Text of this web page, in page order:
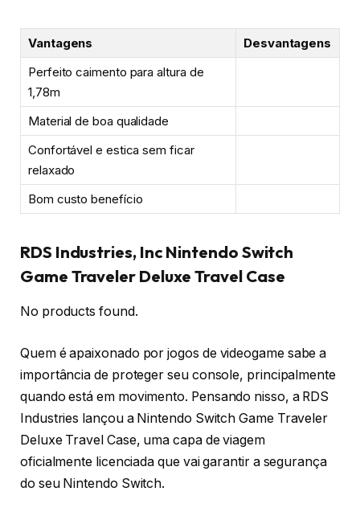
Vantagens
Desvantagens
Perfeito caimento para altura de
1,78m
Material de boa qualidade
Confortável e estica sem ficar
relaxado
Bom custo benefício
RDS Industries, Inc Nintendo Switch
Game Traveler Deluxe Travel Case
No products found.
Quem é apaixonado por jogos de videogame sabe a
importância de proteger seu console, principalmente
quando está em movimento. Pensando nisso, a RDS
Industries lançou a Nintendo Switch Game Traveler
Deluxe Travel Case, uma capa de viagem
oficialmente licenciada que vai garantir a segurança
do seu Nintendo Switch.